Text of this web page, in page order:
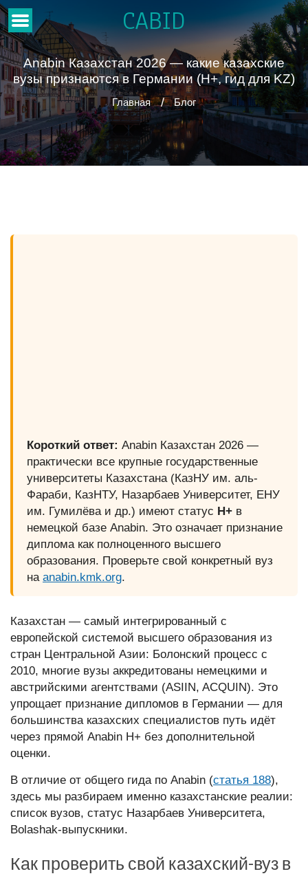
CABID
Anabin Казахстан 2026 — какие казахские
вузы признаются в Германии (H+, гид для KZ)
Главная Блог
Короткий ответ: Anabin Казахстан 2026 —
практически все крупные государственные
университеты Казахстана (КазНУ им. аль-
Фараби, КазНТУ, Назарбаев Университет, ЕНУ
им. Гумилёва и др.) имеют статус H+ в
немецкой базе Anabin. Это означает признание
диплома как полноценного высшего
образования. Проверьте свой конкретный вуз
на anabin.kmk.org.
Казахстан — самый интегрированный с
европейской системой высшего образования из
стран Центральной Азии: Болонский процесс с
2010, многие вузы аккредитованы немецкими и
австрийскими агентствами (ASIIN, ACQUIN). Это
упрощает признание дипломов в Германии — для
большинства казахских специалистов путь идёт
через прямой Anabin H+ без дополнительной
оценки.
В отличие от общего гида по Anabin (статья 188),
здесь мы разбираем именно казахстанские реалии:
список вузов, статус Назарбаев Университета,
Bolashak-выпускники.
Как проверить свой казахский-вуз в